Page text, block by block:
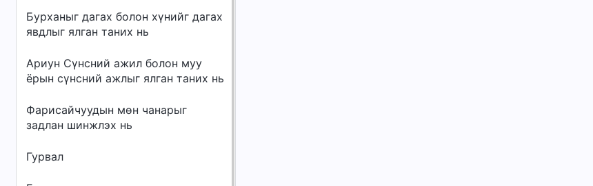
Бурханыг дагах болон хүнийг дагах
явдлыг ялган таних нь
Ариун Сүнсний ажил болон муу
ёрын сүнсний ажлыг ялган таних нь
Фарисайчуудын мөн чанарыг
задлан шинжлэх нь
Гурвал